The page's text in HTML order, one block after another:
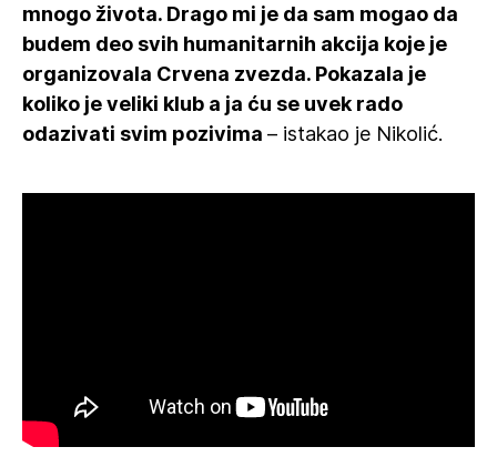
mnogo života. Drago mi je da sam mogao da
budem deo svih humanitarnih akcija koje je
organizovala Crvena zvezda. Pokazala je
koliko je veliki klub a ja ću se uvek rado
odazivati svim pozivima – istakao je Nikolić.